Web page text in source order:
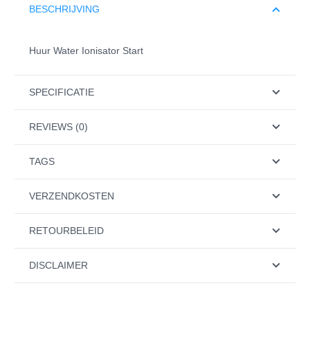
BESCHRIJVING
Huur Water Ionisator Start
SPECIFICATIE
REVIEWS (0)
TAGS
VERZENDKOSTEN
RETOURBELEID
DISCLAIMER